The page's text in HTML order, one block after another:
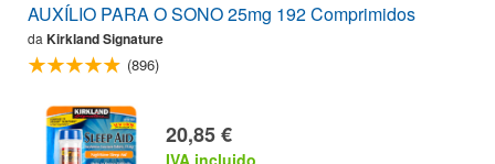
AUXÍLIO PARA O SONO 25mg 192 Comprimidos
daKirkland Signature
(896)
20,85 €